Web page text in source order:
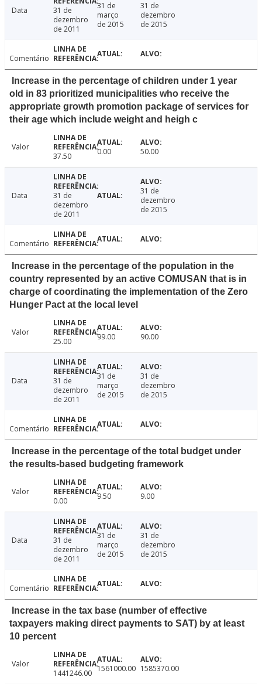
Data
31 de
dezembro
de 2011
31 de
março
de 2015
31 de
dezembro
de 2015
Comentário
Increase in the percentage of children under 1 year
old in 83 prioritized municipalities who receive the
appropriate growth promotion package of services for
their age which include weight and heigh c
Valor
37.50
0.00 50.00
Data
31 de
dezembro
de 2011
31 de
dezembro
de 2015
Comentário
Increase in the percentage of the population in the
country represented by an active COMUSAN that is in
charge of coordinating the implementation of the Zero
Hunger Pact at the local level
Valor
25.00
99.00 90.00
Data
31 de
dezembro
de 2011
31 de
março
de 2015
31 de
dezembro
de 2015
Comentário
Increase in the percentage of the total budget under
the results-based budgeting framework
Valor
0.00
9.50 9.00
Data
31 de
dezembro
de 2011
31 de
março
de 2015
31 de
dezembro
de 2015
Comentário
Increase in the tax base (number of effective
taxpayers making direct payments to SAT) by at least
10 percent
Valor
1441246.00 1561000.00 1585370.00